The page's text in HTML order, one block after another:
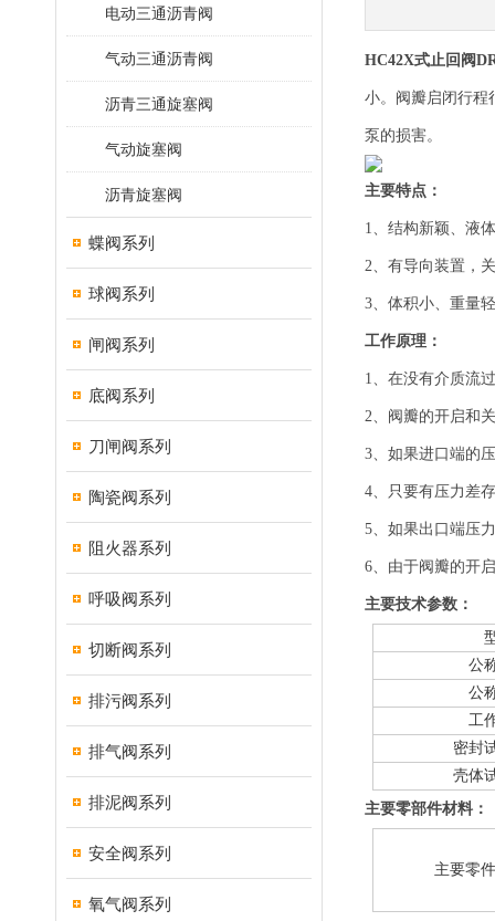
电动三通沥青阀
气动三通沥青阀
沥青三通旋塞阀
气动旋塞阀
沥青旋塞阀
蝶阀系列
球阀系列
闸阀系列
底阀系列
刀闸阀系列
陶瓷阀系列
阻火器系列
呼吸阀系列
切断阀系列
排污阀系列
排气阀系列
排泥阀系列
安全阀系列
氧气阀系列
HC42X式止回阀
小。阀瓣启闭行程
泵的损害。
主要特点：
1、结构新颖、液
2、有导向装置，
3、体积小、重量
工作原理：
1、在没有介质流
2、阀瓣的开启和
3、如果进口端的
4、只要有压力差
5、如果出口端压
6、由于阀瓣的开
主要技术参数：
公
公
工
密封
壳体
主要零部件材料：
主要零